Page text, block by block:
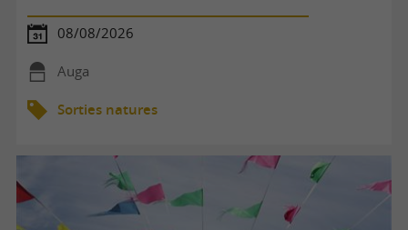
08/08/2026
Auga
Sorties natures